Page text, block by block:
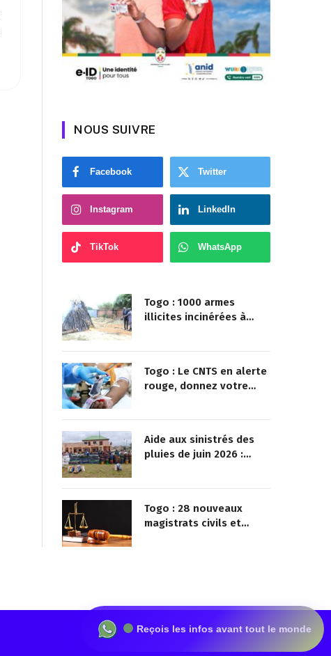
NOUS SUIVRE
Facebook Twitter
Instagram LinkedIn
TikTok WhatsApp
Togo : 1000 armes
illicites incinérées à
Togo : Le CNTS en alerte
rouge, donnez votre
Aide aux sinistrés des
pluies de juin 2026 :
Togo : 28 nouveaux
magistrats civils et
Reçois les infos avant tout le monde